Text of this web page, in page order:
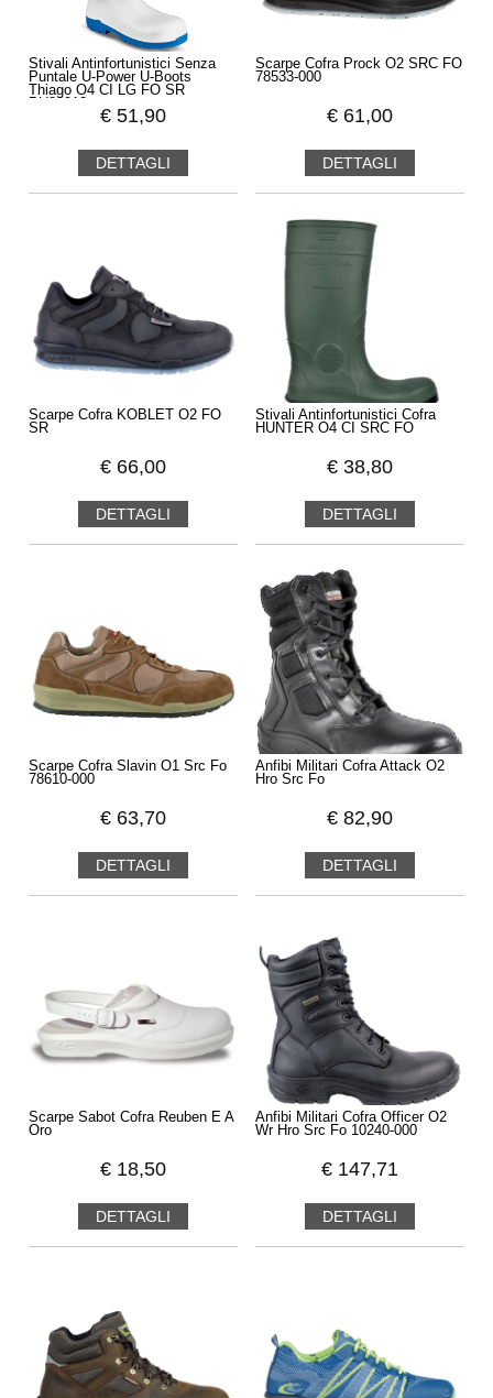
Stivali Antinfortunistici Senza
Puntale U-Power U-Boots
Thiago O4 CI LG FO SR
€ 51,90
DETTAGLI
Scarpe Cofra Prock O2 SRC FO
78533-000
€ 61,00
DETTAGLI
Scarpe Cofra KOBLET O2 FO
SR
€ 66,00
DETTAGLI
Stivali Antinfortunistici Cofra
HUNTER O4 CI SRC FO
€ 38,80
DETTAGLI
Scarpe Cofra Slavin O1 Src Fo
78610-000
€ 63,70
DETTAGLI
Anfibi Militari Cofra Attack O2
Hro Src Fo
€ 82,90
DETTAGLI
Scarpe Sabot Cofra Reuben E A
Oro
€ 18,50
DETTAGLI
Anfibi Militari Cofra Officer O2
Wr Hro Src Fo 10240-000
€ 147,71
DETTAGLI